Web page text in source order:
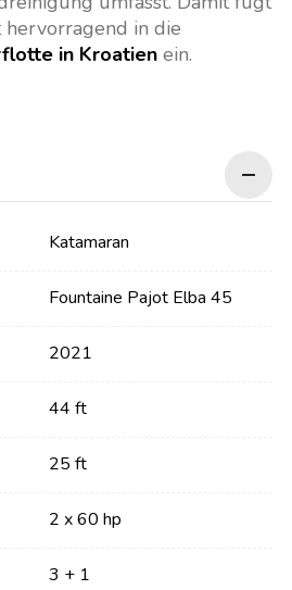
hervorragend in die
in Kroatienein.
Katamaran
Fountaine Pajot Elba 45
2021
44 ft
25 ft
2 x 60 hp
3 + 1